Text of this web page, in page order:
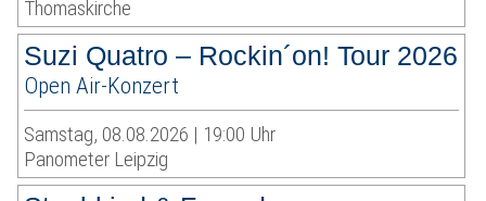
Thomaskirche
Suzi Quatro – Rockin´on! Tour 2026
Open Air-Konzert
Samstag, 08.08.2026 | 19:00 Uhr
Panometer Leipzig